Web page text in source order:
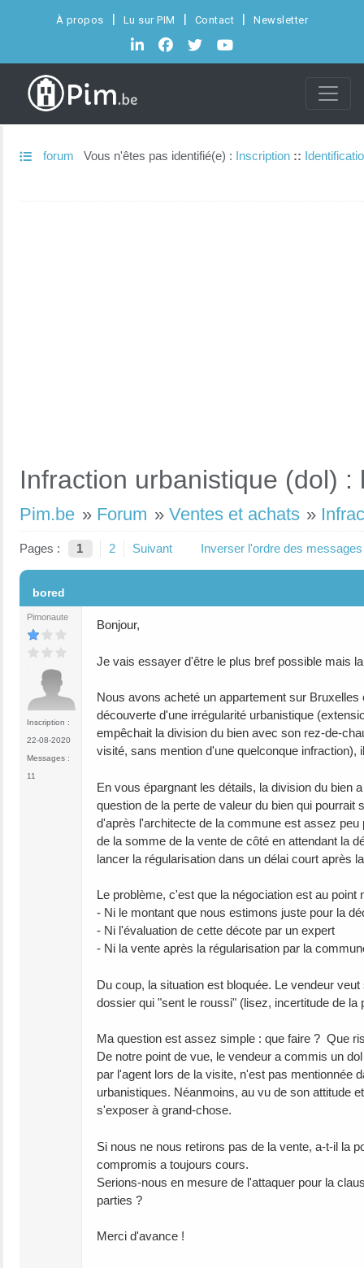
À propos Lu sur PIM Contact Newsletter
forum Vous n'êtes pas identifié(e) : Inscription ::
Infraction urbanistique (dol)
Pim.be » Forum » Ventes et achats »
Pages : 1 2 Suivant Inverser l'ordre des messages
bored
Pimonaute
Inscription :
22-08-2020
Messages :
11
Bonjour,
Je vais essayer d'être le plus bref possible mais
Nous avons acheté un appartement sur
découverte d'une irrégularité urbanistique
empêchait la division du bien avec son rez-de-
visité, sans mention d'une quelconque
En vous épargnant les détails, la division du bien
question de la perte de valeur du bien qui
d'après l'architecte de la commune est assez
de la somme de la vente de côté en attendant la
lancer la régularisation dans un délai court après
Le problème, c'est que la négociation est au
- Ni le montant que nous estimons juste pour la
- Ni l'évaluation de cette décote par un expert
- Ni la vente après la régularisation par la
Du coup, la situation est bloquée. Le vendeur
dossier qui "sent le roussi" (lisez, incertitude de la
Ma question est assez simple : que faire ? Que
De notre point de vue, le vendeur a commis un
par l'agent lors de la visite, n'est pas mentionnée
urbanistiques. Néanmoins, au vu de son attitude
s'exposer à grand-chose.
Si nous ne nous retirons pas de la vente, a-t-il la
compromis a toujours cours.
Serions-nous en mesure de l'attaquer pour la
parties ?
Merci d'avance !